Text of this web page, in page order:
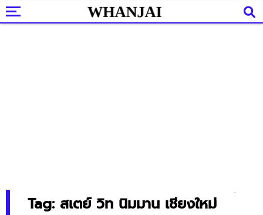
Tag: สเตย์ วิท นิมมาน เชียงใหม่